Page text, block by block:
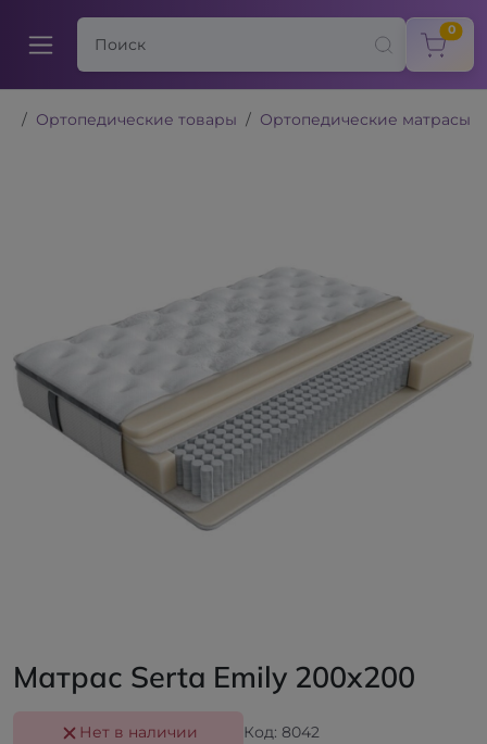
0
Ортопедические товары Ортопедические матрасы
Матрас Serta Emily 200x200
Нет в наличии Код: 8042